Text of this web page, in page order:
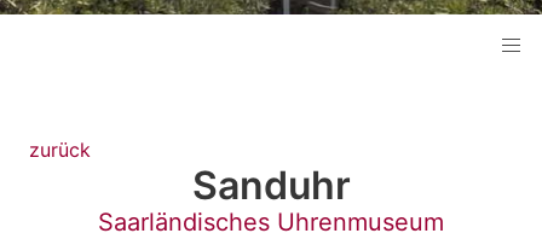
zurück
Sanduhr
Saarländisches Uhrenmuseum